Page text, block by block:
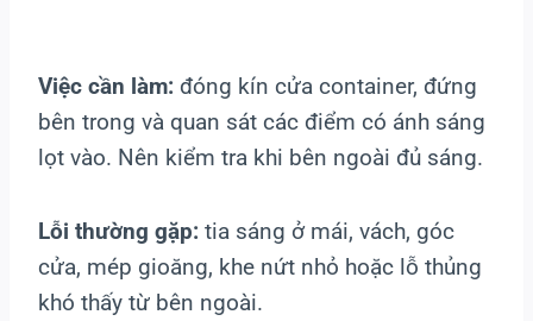
Việc cần làm: đóng kín cửa container, đứng
bên trong và quan sát các điểm có ánh sáng
lọt vào. Nên kiểm tra khi bên ngoài đủ sáng.
Lỗi thường gặp: tia sáng ở mái, vách, góc
cửa, mép gioăng, khe nứt nhỏ hoặc lỗ thủng
khó thấy từ bên ngoài.